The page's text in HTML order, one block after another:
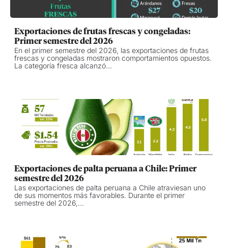
Exportaciones de frutas frescas y congeladas:
Primer semestre del 2026
En el primer semestre del 2026, las exportaciones de frutas
frescas y congeladas mostraron comportamientos opuestos.
La categoría fresca alcanzó...
Exportaciones de palta peruana a Chile: Primer
semestre del 2026
Las exportaciones de palta peruana a Chile atraviesan uno
de sus momentos más favorables. Durante el primer
semestre del 2026,...